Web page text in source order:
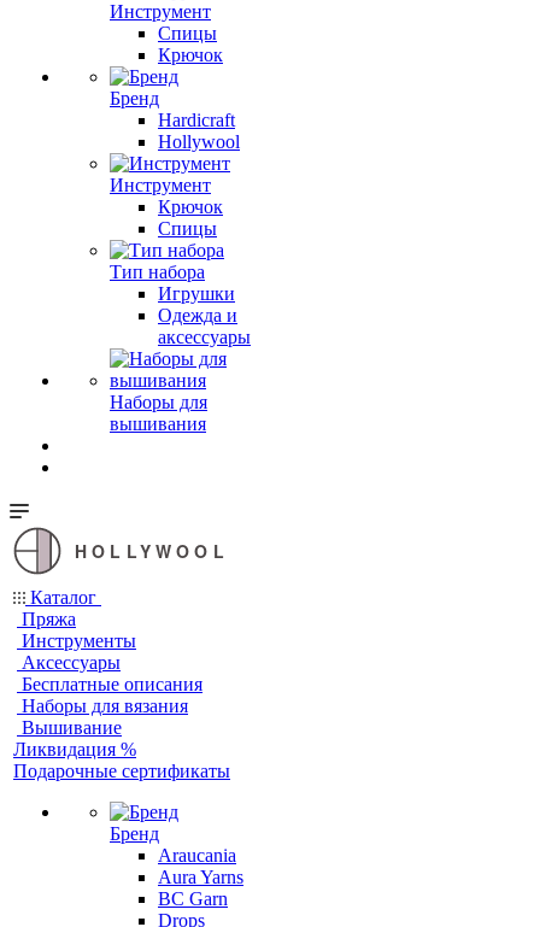
Инструмент
Спицы
Крючок
Бренд
Hardicraft
Hollywool
Инструмент
Крючок
Спицы
Тип набора
Игрушки
Одежда и
аксессуары
Наборы для
вышивания
HOLLYWOOL
Каталог
Пряжа
Инструменты
Аксессуары
Бесплатные описания
Наборы для вязания
Вышивание
Ликвидация %
Подарочные сертификаты
Бренд
Araucania
Aura Yarns
BC Garn
Drops